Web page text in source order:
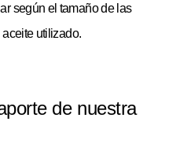
según el tamaño de las
utilizado.
de nuestra